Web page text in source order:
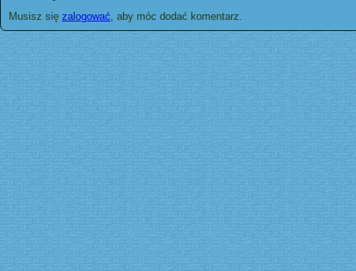
Musisz się zalogować, aby móc dodać komentarz.